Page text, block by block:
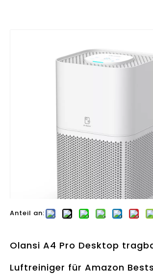
Anteil an:
Olansi A4 Pro Desktop
Luftreiniger für Amazon